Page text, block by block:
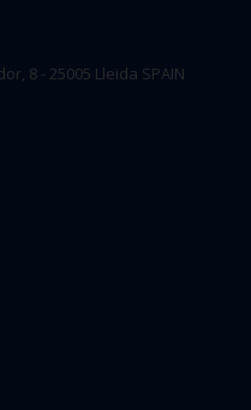
8 - 25005 Lleida SPAIN